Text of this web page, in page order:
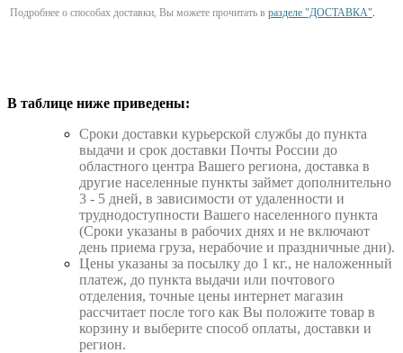
Подробнее о способах доставки, Вы можете прочитать в разделе "ДОСТАВКА"
В таблице ниже приведены:
Cроки доставки курьерской службы до пункта
выдачи и срок доставки Почты России до
областного центра Вашего региона, доставка в
другие населенные пункты займет дополнительно
3 - 5 дней, в зависимости от удаленности и
труднодоступности Вашего населенного пункта
(Сроки указаны в рабочих днях и не включают
день приема груза, нерабочие и праздничные дни).
Цены указаны за посылку до 1 кг., не наложенный
платеж, до пункта выдачи или почтового
отделения, точные цены интернет магазин
рассчитает после того как Вы положите товар в
корзину и выберите способ оплаты, доставки и
регион.